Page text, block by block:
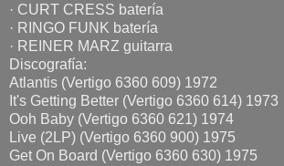
· CURT CRESS batería
· RINGO FUNK batería
· REINER MARZ guitarra
Discografía:
Atlantis (Vertigo 6360 609) 1972
It's Getting Better (Vertigo 6360 614) 1973
Ooh Baby (Vertigo 6360 621) 1974
Live (2LP) (Vertigo 6360 900) 1975
Get On Board (Vertigo 6360 630) 1975